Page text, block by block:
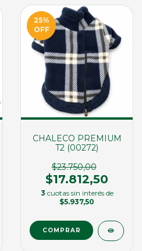
25%
OFF
CHALECO PREMIUM
T2 (00272)
$23.750,00
$17.812,50
3 cuotas sin interés de
$5.937,50
COMPRAR